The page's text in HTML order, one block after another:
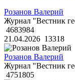
Розанов Валерий
Журнал "Вестник
4683984
21.04.2026 13318
Розанов Валерий
Журнал "Вестник
4751805